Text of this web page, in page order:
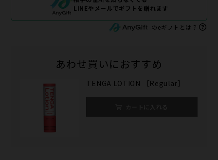
LINEやメールでギフトを贈れます
のeギフトとは？
あわせ買いにおすすめ
TENGA LOTION ［Regular］